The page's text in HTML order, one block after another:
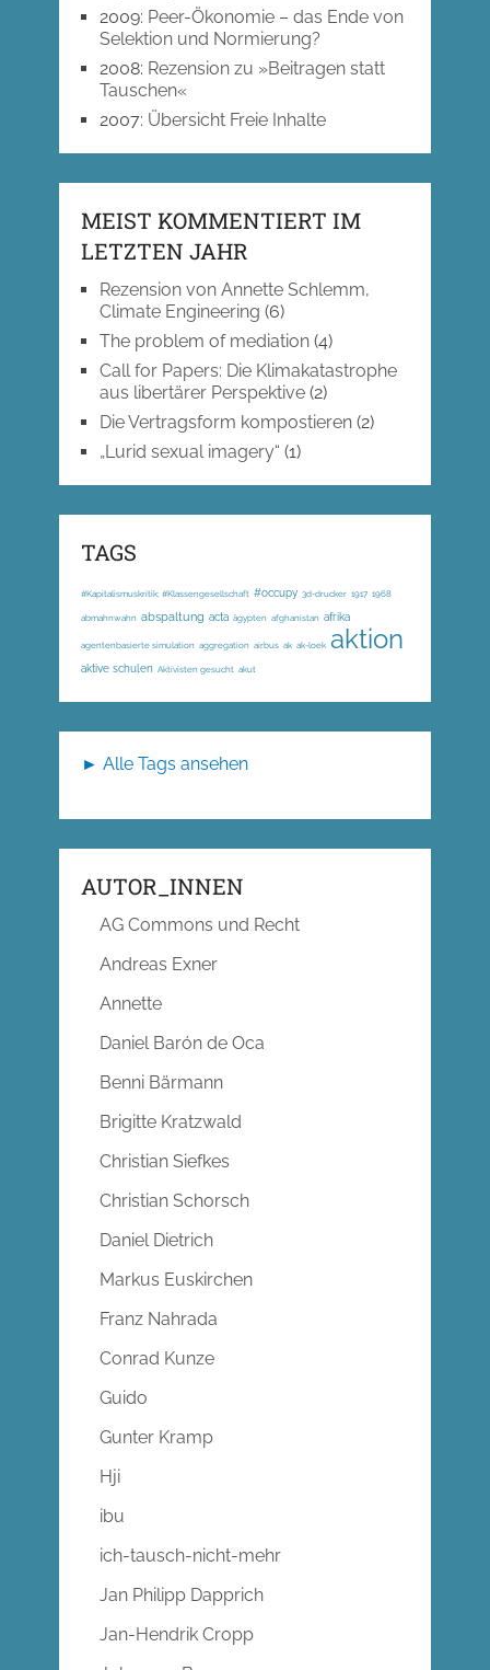
2009: Peer-Ökonomie – das Ende von
Selektion und Normierung?
2008: Rezension zu »Beitragen statt
Tauschen«
2007: Übersicht Freie Inhalte
MEIST KOMMENTIERT IM
LETZTEN JAHR
Rezension von Annette Schlemm,
Climate Engineering (6)
The problem of mediation(4)
Call for Papers: Die Klimakatastrophe
aus libertärer Perspektive(2)
Die Vertragsform kompostieren(2)
„Lurid sexual imagery“ (1)
TAGS
#Kapitalismuskritik; #Klassengesellschaft #occupy 3d-drucker 1917 1968
abmahnwahn abspaltung acta ägypten afghanistan afrika
agentenbasierte simulation aggregation airbus ak ak-loek aktion
aktive schulen Aktivisten gesucht akut
► Alle Tags ansehen
AUTOR_INNEN
AG Commons und Recht
Andreas Exner
Annette
Daniel Barón de Oca
Benni Bärmann
Brigitte Kratzwald
Christian Siefkes
Christian Schorsch
Daniel Dietrich
Markus Euskirchen
Franz Nahrada
Conrad Kunze
Guido
Gunter Kramp
Hji
ibu
ich-tausch-nicht-mehr
Jan Philipp Dapprich
Jan-Hendrik Cropp